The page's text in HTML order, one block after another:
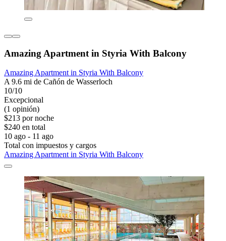
Amazing Apartment in Styria With Balcony
Amazing Apartment in Styria With Balcony
A 9.6 mi de Cañón de Wasserloch
10/10
Excepcional
(1 opinión)
$213 por noche
$240 en total
10 ago - 11 ago
Total con impuestos y cargos
Amazing Apartment in Styria With Balcony